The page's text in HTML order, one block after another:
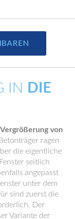
IN DIE
von
ragen
die eigentliche
seitlich
angepasst
unter dem
sind zuerst die
Der
Variante der